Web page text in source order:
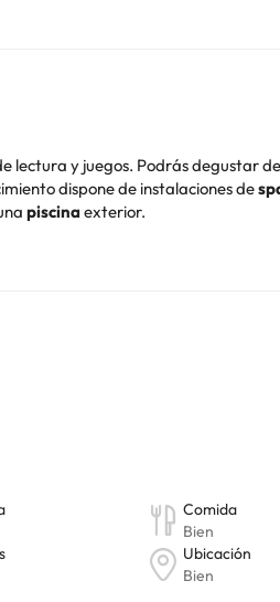
lectura y juegos. Podrás degustar
dispone de instalaciones de
piscinaexterior.